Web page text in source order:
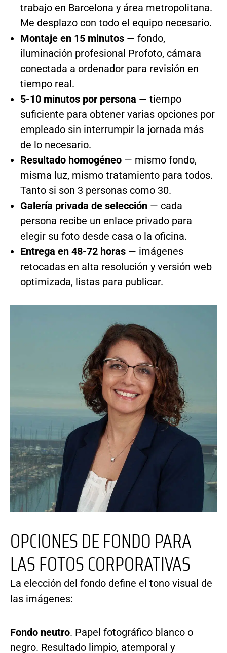
trabajo en Barcelona y área metropolitana.
Me desplazo con todo el equipo necesario.
Montaje en 15 minutos — fondo,
iluminación profesional Profoto, cámara
conectada a ordenador para revisión en
tiempo real.
5-10 minutos por persona — tiempo
suficiente para obtener varias opciones por
empleado sin interrumpir la jornada más
de lo necesario.
Resultado homogéneo — mismo fondo,
misma luz, mismo tratamiento para todos.
Tanto si son 3 personas como 30.
Galería privada de selección — cada
persona recibe un enlace privado para
elegir su foto desde casa o la oficina.
Entrega en 48-72 horas — imágenes
retocadas en alta resolución y versión web
optimizada, listas para publicar.
OPCIONES DE FONDO PARA
LAS FOTOS CORPORATIVAS
La elección del fondo define el tono visual de
las imágenes:
Fondo neutro. Papel fotográfico blanco o
negro. Resultado limpio, atemporal y